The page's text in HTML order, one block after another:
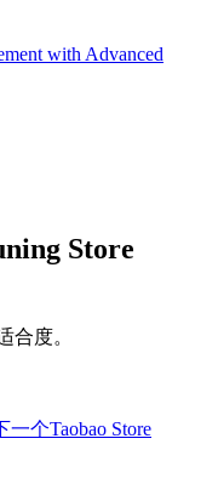
with Advanced
Store
合度。
一个Taobao Store